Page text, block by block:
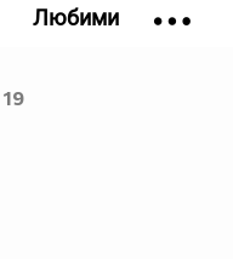
19
Любими